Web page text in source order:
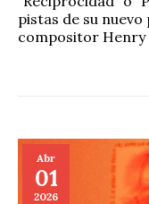
pistas de su
compositor Henry
Abr
01
2026